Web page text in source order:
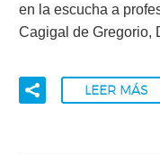
en la escucha a
Cagigal de Gregorio,
LEER MÁS